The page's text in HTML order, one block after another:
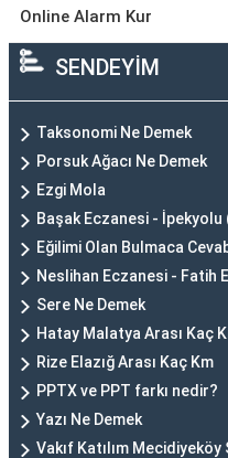
Online Alarm Kur
SENDEYİM
Taksonomi Ne Demek
Porsuk Ağacı Ne Demek
Ezgi Mola
Başak Eczanesi - İpekyolu
Eğilimi Olan Bulmaca
Neslihan Eczanesi - Fatih
Sere Ne Demek
Hatay Malatya Arası Kaç
Rize Elazığ Arası Kaç Km
PPTX ve PPT farkı nedir?
Yazı Ne Demek
Vakıf Katılım